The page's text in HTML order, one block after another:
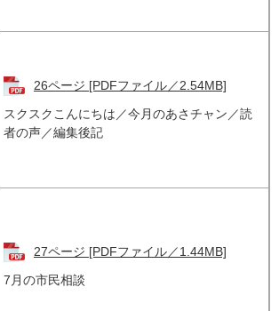
26ページ [PDFファイル／2.54MB]
スクスクこんにちは／今月のあさチャン／読
者の声／編集後記
27ページ [PDFファイル／1.44MB]
7月の市民相談